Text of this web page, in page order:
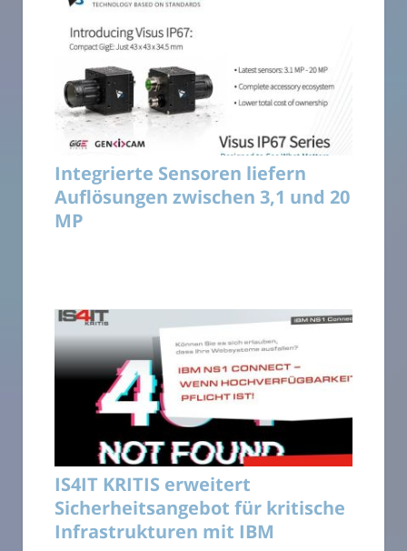
Integrierte Sensoren liefern
Auflösungen zwischen 3,1 und 20
MP
IS4IT KRITIS erweitert
Sicherheitsangebot für kritische
Infrastrukturen mit IBM